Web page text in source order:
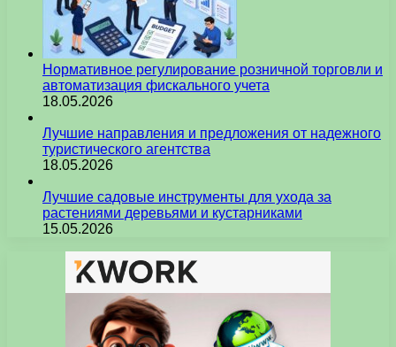
Нормативное регулирование розничной торговли и
автоматизация фискального учета
18.05.2026
Лучшие направления и предложения от надежного
туристического агентства
18.05.2026
Лучшие садовые инструменты для ухода за
растениями деревьями и кустарниками
15.05.2026